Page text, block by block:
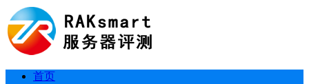
首页